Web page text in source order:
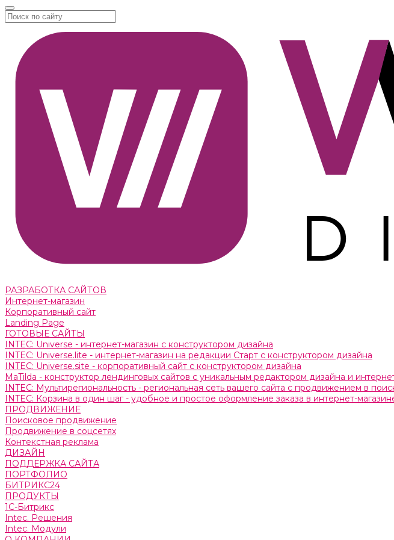
РАЗРАБОТКА САЙТОВ
Интернет-магазин
Корпоративный сайт
Landing Page
ГОТОВЫЕ САЙТЫ
INTEC: Universe - интернет-магазин с конструктором дизайна
INTEC: Universe.lite - интернет-магазин на редакции Старт с конструктором дизайна
INTEC: Universe.site - корпоративный сайт с конструктором дизайна
MaTilda - конструктор лендинговых сайтов с уникальным редактором дизайна и
INTEC: Мультирегиональность - региональная сеть вашего сайта с продвижением в
INTEC: Корзина в один шаг - удобное и простое оформление заказа в интернет-
ПРОДВИЖЕНИЕ
Поисковое продвижение
Продвижение в соцсетях
Контекстная реклама
ДИЗАЙН
ПОДДЕРЖКА САЙТА
ПОРТФОЛИО
БИТРИКС24
ПРОДУКТЫ
1С-Битрикс
Intec. Решения
Intec. Модули